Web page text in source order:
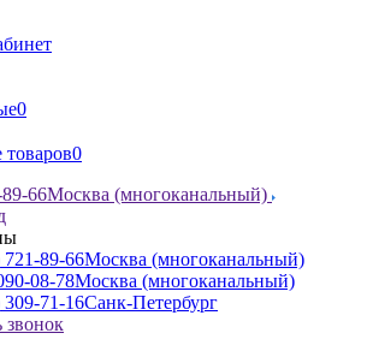
0
0
66Москва (многоканальный)
89-66Москва (многоканальный)
08-78Москва (многоканальный)
71-16Санк-Петербург
звонок